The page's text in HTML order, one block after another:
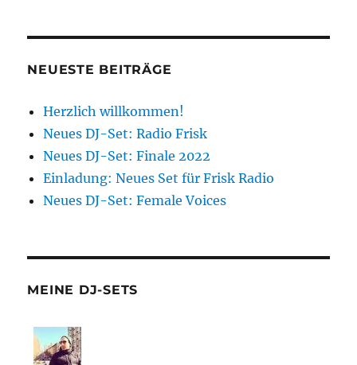
NEUESTE BEITRÄGE
Herzlich willkommen!
Neues DJ-Set: Radio Frisk
Neues DJ-Set: Finale 2022
Einladung: Neues Set für Frisk Radio
Neues DJ-Set: Female Voices
MEINE DJ-SETS